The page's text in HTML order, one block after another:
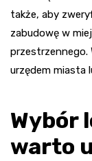
także, aby
zabudowę w
przestrzennego.
urzędem miasta
Wybór
warto